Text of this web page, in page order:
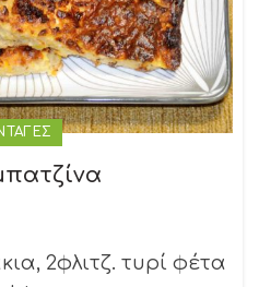
2φλιτζ. τυρί φέτα